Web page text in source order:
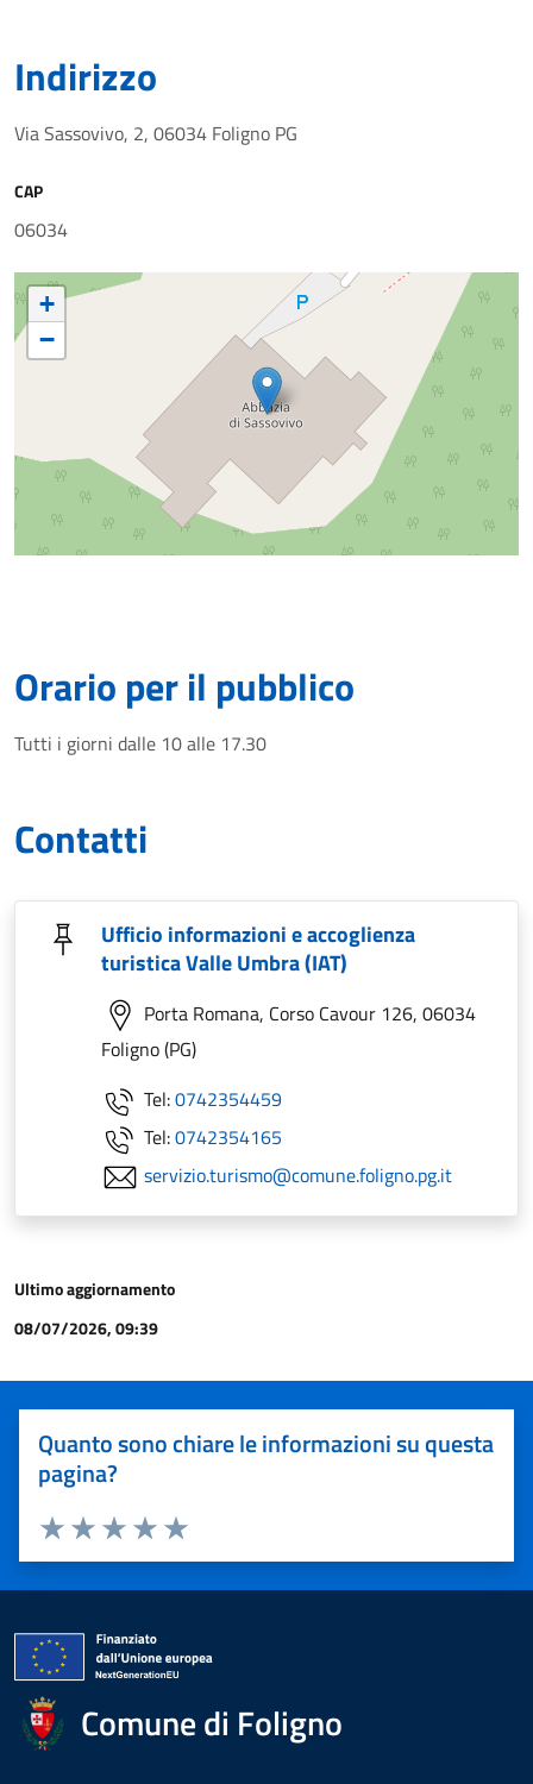
Indirizzo
Via Sassovivo, 2, 06034 Foligno PG
CAP
06034
+
−
Orario per il pubblico
Tutti i giorni dalle 10 alle 17.30
Contatti
Ufficio informazioni e accoglienza
turistica Valle Umbra (IAT)
Porta Romana, Corso Cavour 126, 06034
Foligno (PG)
Tel:0742354459
Tel:0742354165
servizio.turismo@comune.foligno.pg.it
Ultimo aggiornamento
08/07/2026, 09:39
Quanto sono chiare le informazioni su questa
pagina?
Valuta 5 stelle su 5
Valuta 4 stelle su 5
Valuta 3 stelle su 5
Valuta 2 stelle su 5
Valuta 1 stelle su 5
Comune di Foligno